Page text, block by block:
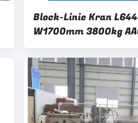
Block-Linie Kran
W1700mm 3800kg